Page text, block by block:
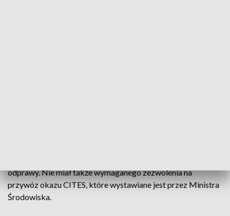
odprawy. Nie miał także wymaganego zezwolenia na
przywóz okazu CITES, które wystawiane jest przez Ministra
Środowiska.